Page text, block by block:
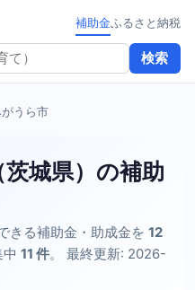
検索
補助金ふるさと納税
うら市
城県）の補助
きる補助金・助成金を 12
11 件。 最終更新: 2026-